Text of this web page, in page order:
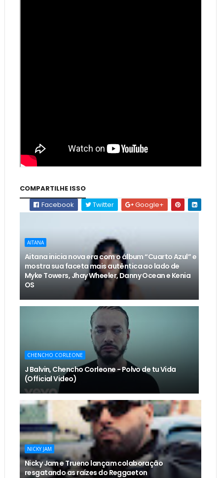
COMPARTILHE ISSO
Facebook
Twitter Google+
AITANA
Aitana inicia nova era com o álbum “Cuarto Azul” e
mostra sua faceta mais autêntica ao lado de
Myke Towers, Jhay Wheeler, Danny Ocean e Kenia
OS
CHENCHO CORLEONE
J Balvin, Chencho Corleone - Polvo de tu Vida
(Official Video)
NICKY JAM
Nicky Jam e Trueno lançam colaboração
resgatando as raízes do Reggaeton